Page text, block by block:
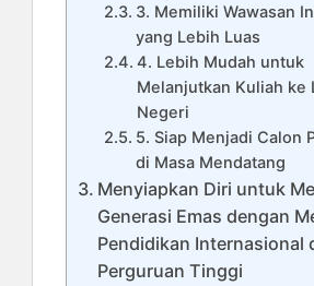
3. Memiliki Wawasan
yang Lebih Luas
4. Lebih Mudah untuk
Melanjutkan Kuliah ke
Negeri
5. Siap Menjadi Calon
di Masa Mendatang
Menyiapkan Diri untuk
Generasi Emas dengan
Pendidikan Internasional
Perguruan Tinggi